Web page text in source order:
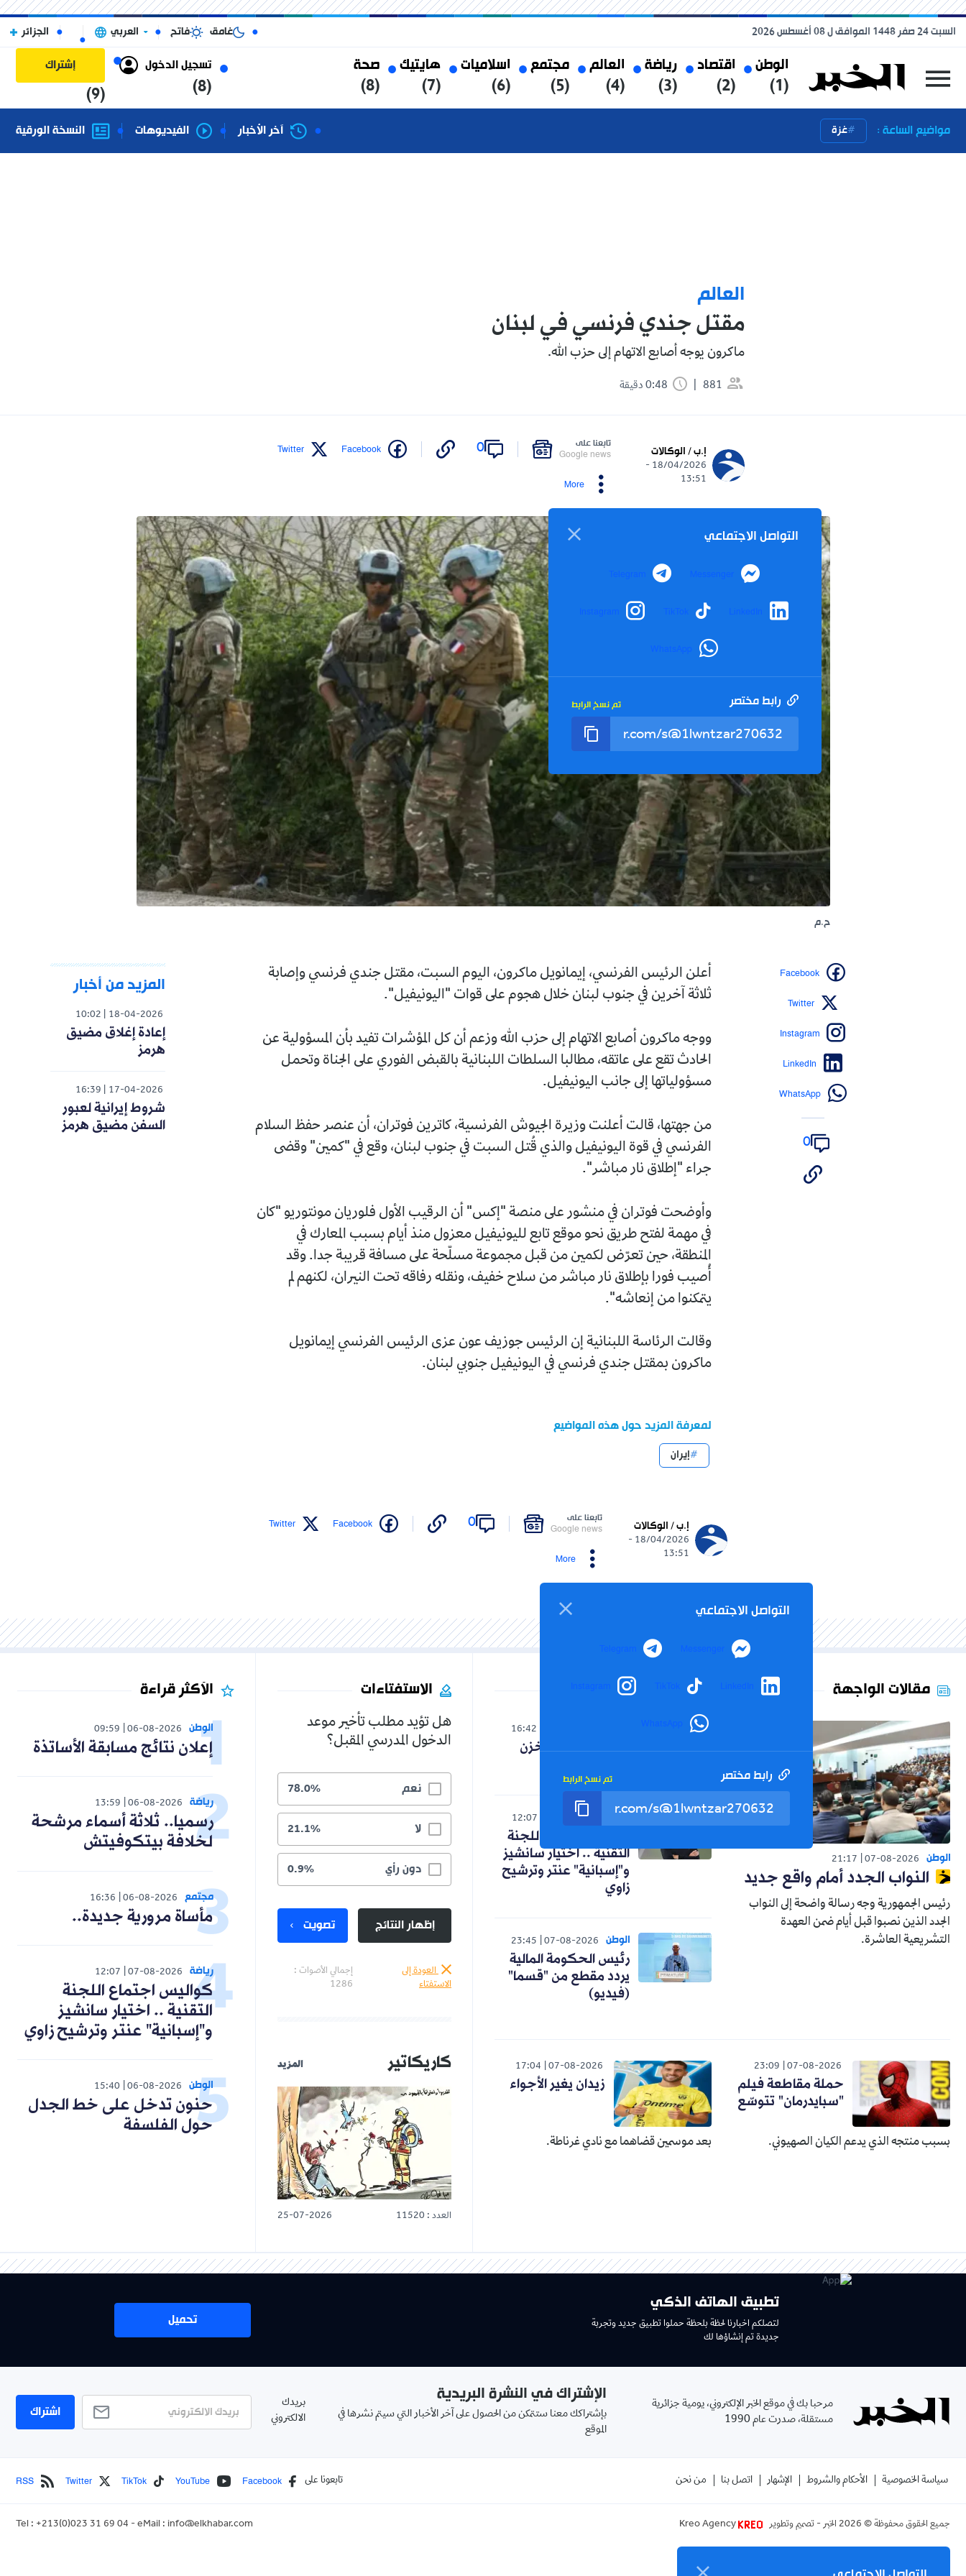
الوطن
(1)
اقتصاد
(2)
رياضة
(3)
العالم
(4)
مجتمع
(5)
اسلاميات
(6)
هايتيك
(7)
صحة
(8)
تسجيل الدخول
(8)
إشتراك
(9)
السبت 24 صفر 1448 الموافق ل 08 أغسطس 2026 غامق فاتح العربي الجزائر
مواضيع الساعة : غزة آخر الأخبار الفيديوهات النسخة الورقية
العالم
مقتل جندي فرنسي في لبنان
ماكرون يوجه أصابع الاتهام إلى حزب الله.
881
إ.ب / الوكالات
18/04/2026 -
13:51
تابعنا على
Google news
0
Facebook
Twitter
More
التواصل الاجتماعي
Messenger
Telegram
LinkedIn
TikTok
Instagram
WhatsApp
رابط مختصر تم نسخ الرابط
ح.م
أعلن الرئيس الفرنسي، إيمانويل ماكرون، اليوم السبت، مقتل جندي فرنسي وإصابة
ثلاثة آخرين في جنوب لبنان خلال هجوم على قوات "اليونيفيل".
ووجه ماكرون أصابع الاتهام إلى حزب الله وزعم أن كل المؤشرات تفيد بأن المسؤولية عن
الحادث تقع على عاتقه، مطالبا السلطات اللبنانية بالقبض الفوري على الجناة وتحمل
مسؤولياتها إلى جانب اليونيفيل.
من جهتها، قالت أعلنت وزيرة الجيوش الفرنسية، كاترين فوتران، أن عنصر حفظ السلام
الفرنسي في قوة اليونيفيل والذي قُتل السبت في جنوب لبنان، وقع في "كمين" وقضى
جراء "إطلاق نار مباشر".
وأوضحت فوتران في منشور على منصة "إكس" أن الرقيب الأول فلوريان مونتوريو "كان
في مهمة لفتح طريق نحو موقع تابع لليونيفيل معزول منذ أيام بسبب المعارك في
المنطقة، حين تعرّض لكمين من قبل مجموعة مسلّحة على مسافة قريبة جدا. وقد
أُصيب فورا بإطلاق نار مباشر من سلاح خفيف، ونقله رفاقه تحت النيران، لكنهم لم
يتمكنوا من إنعاشه".
وقالت الرئاسة اللبنانية إن الرئيس جوزيف عون عزى الرئيس الفرنسي إيمانويل
ماكرون بمقتل جندي فرنسي في اليونيفيل جنوبي لبنان.
لمعرفة المزيد حول هذه المواضيع
إيران
Facebook
Twitter
Instagram
LinkedIn
WhatsApp
0
المزيد من أخبار
18-04-2026
10:02
إعادة إغلاق مضيق
هرمز
17-04-2026
16:39
شروط إيرانية لعبور
السفن مضيق هرمز
إ.ب / الوكالات
18/04/2026 -
13:51
تابعنا على
Google news
0
Facebook
Twitter
More
التواصل الاجتماعي
Messenger
Telegram
LinkedIn
TikTok
Instagram
WhatsApp
رابط مختصر تم نسخ الرابط
مقالات الواجهة
الوطن 07-08-2026
21:17
النواب الجدد أمام واقع جديد
رئيس الجمهورية وجه رسالة واضحة إلى النواب
الجدد الذين نصبوا قبل أيام ضمن العهدة
التشريعية العاشرة.
16:42
صدمة لنظام المخزن
رياضة 07-08-2026
12:07
كواليس اجتماع اللجنة
التقنية .. اختيار سانشيز
و"إسبانية" عنتر وترشيح
زاوي
الوطن 07-08-2026
23:45
رئيس الحكومة المالية
يردد مقطع من "قسما"
(فيديو)
07-08-2026
23:09
حملة مقاطعة فيلم
"سبايدرمان" تتوسّع
بسبب منتجه الذي يدعم الكيان الصهيوني.
07-08-2026
17:04
زيدان يغير الأجواء
بعد موسمين قضاهما مع نادي غرناطة.
الاستفتاءات
هل تؤيد مطلب تأخير موعد
الدخول المدرسي المقبل؟
نعم 78.0%
لا 21.1%
دون رأي 0.9%
إظهار النتائج تصويت
العودة إلى
الاستفتاء
إجمالي الأصوات :
1286
كاريكاتير المزيد
العدد : 11520 25-07-2026
الأكثر قراءة
الوطن 06-08-2026
09:59
إعلان نتائج مسابقة الأساتذة
رياضة 06-08-2026
13:59
رسميا.. ثلاثة أسماء مرشحة
لخلافة بيتكوفيتش
مجتمع 06-08-2026
16:36
مأساة مرورية جديدة..
رياضة 07-08-2026
12:07
كواليس اجتماع اللجنة
التقنية .. اختيار سانشيز
و"إسبانية" عنتر وترشيح زاوي
الوطن 06-08-2026
15:40
حنون تدخل على خط الجدل
حول الفلسفة
تطبيق الهاتف الذكي
لتصلكم اخبارنا لحظة بلحظة حملوا تطبيق جديد وتجربة
جديدة تم إنشاؤها لك
تحميل
مرحبا بك في موقع الخبر الإلكتروني، يومية جزائرية
مستقلة، صدرت عام 1990
الإشتراك في النشرة البريدية
بإشتراكك معنا ستتمكن من الحصول على آخر الأخبار التي سيتم نشرها في
الموقع
بريدك
الالكتروني
اشتراك
سياسة الخصوصية الأحكام والشروط الإشهار اتصل بنا من نحن تابعونا على Facebook
YouTube
TikTok
Twitter
RSS
جميع الحقوق محفوظة © 2026 الخبر - تصميم وتطوير Kreo Agency
Tel : +213(0)023 31 69 04 - eMail : info@elkhabar.com